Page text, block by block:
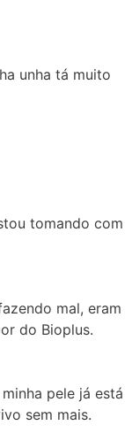
unha tá muito
tomando com
mal, eram
do Bioplus.
pele já está
sem mais.